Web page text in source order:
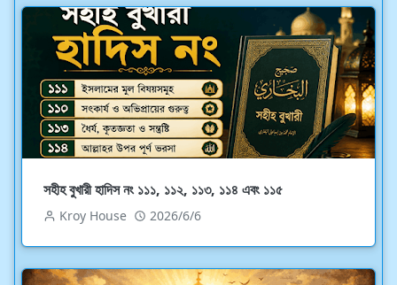
সহীহ বুখারী হাদিস নং ১১১, ১১২, ১১৩, ১১৪ এবং ১১৫
Kroy House 2026/6/6